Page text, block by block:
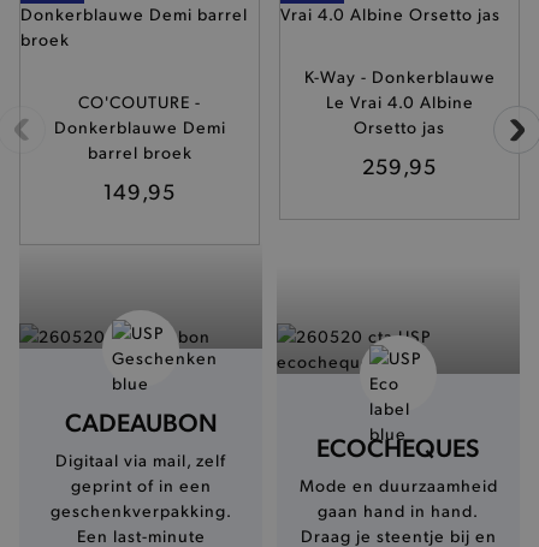
CO'COUTURE -
Donkerblauwe Demi
barrel broek
149,95
K-Way - Donkerblauwe
Le Vrai 4.0 Albine
Orsetto jas
259,95
CADEAUBON
Digitaal via mail, zelf
geprint of in een
geschenkverpakking.
Een last-minute
ECOCHEQUES
Mode en duurzaamheid
gaan hand in hand.
Draag je steentje bij en